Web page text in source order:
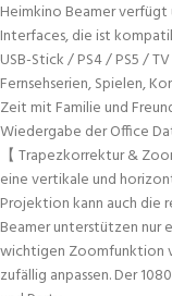
Heimkino Beamer verfügt
Interfaces, die ist
USB-Stick / PS4 / PS5 /
Fernsehserien, Spielen,
Zeit mit Familie und
Wiedergabe der Office
【 Trapezkorrektur &
eine vertikale und
Projektion kann auch die
Beamer unterstützen nur
wichtigen Zoomfunktion
zufällig anpassen. Der